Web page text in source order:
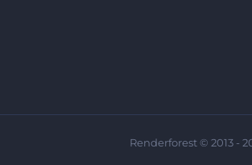
Renderforest © 2013 -